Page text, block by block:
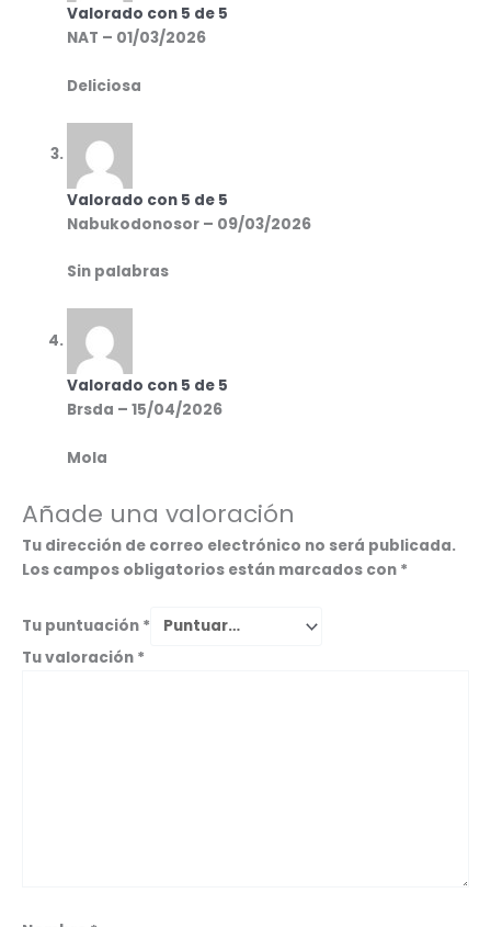
Valorado con 5 de 5
NAT – 01/03/2026
Deliciosa
Valorado con 5 de 5
Nabukodonosor – 09/03/2026
Sin palabras
Valorado con 5 de 5
Brsda – 15/04/2026
Mola
Añade una valoración
Tu dirección de correo electrónico no será publicada.
Los campos obligatorios están marcados con *
Tu puntuación *
Tu valoración *